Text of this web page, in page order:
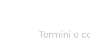
Termini e